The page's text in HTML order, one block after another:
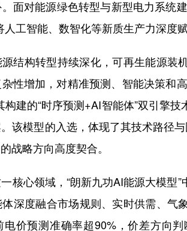
面对能源绿色转型与新型电力系统
人工智能、数智化等新质生产力深度
构转型持续深化，可再生能源装
性增加，对精准预测、智能决策和
构建的“时序预测+AI智能体”双引擎
该模型的入选，体现了其技术路径
战略方向高度契合。
心领域，“朗新九功AI能源大模型”
深度融合市场规则、实时供需、气
电价预测准确率超90%，价差方向